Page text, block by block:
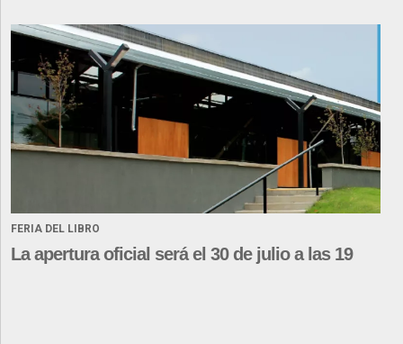
FERIA DEL LIBRO
La apertura oficial será el 30 de julio a las 19